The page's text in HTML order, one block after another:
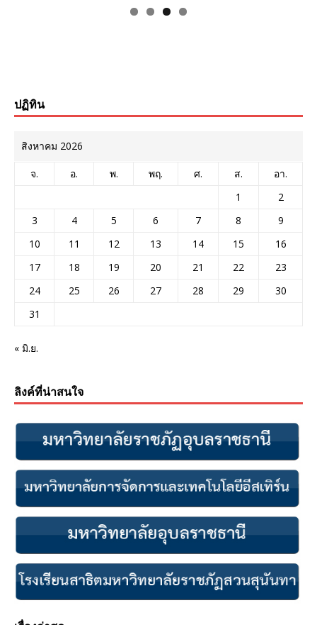
ปฏิทิน
สิงหาคม 2026
จ. อ. พ. พฤ. ศ. ส.
อา.
1
2
3
4 5 6 7 8
9
10
11 12 13 14 15
16
17
18 19 20 21 22
23
24
25 26 27 28 29
30
31
« มิ.ย.
ลิงค์ที่น่าสนใจ